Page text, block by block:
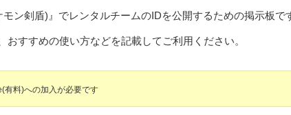
ン剣盾)』でレンタルチームのIDを公開するための掲示板で
すすめの使い方などを記載してご利用ください。
料)への加入が必要です